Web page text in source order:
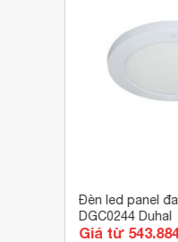
Đèn led panel
DGC0244 Duhal
Giá từ